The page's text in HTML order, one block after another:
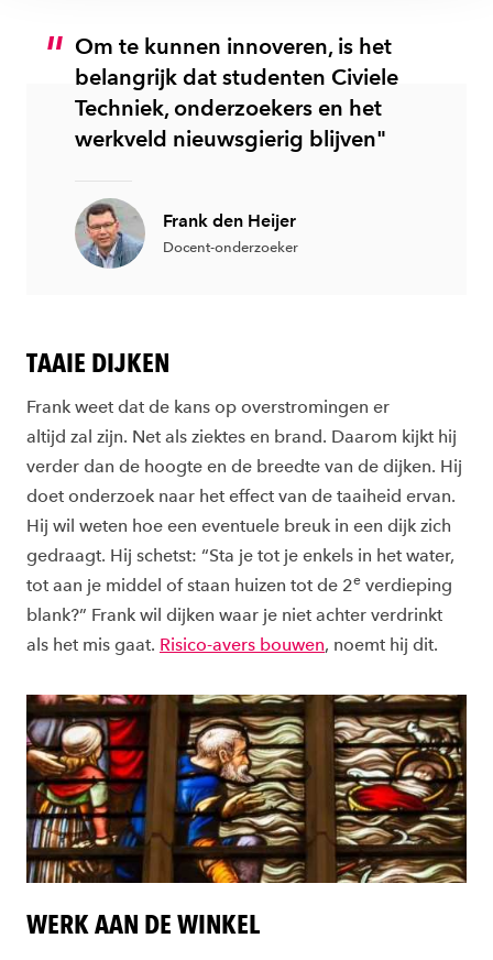
Om te kunnen innoveren, is het
belangrijk dat studenten Civiele
Techniek, onderzoekers en het
werkveld nieuwsgierig blijven"
Frank den Heijer
Docent-onderzoeker
TAAIE DIJKEN
Frank weet dat de kans op overstromingen er
altijd zal zijn. Net als ziektes en brand. Daarom kijkt hij
verder dan de hoogte en de breedte van de dijken. Hij
doet onderzoek naar het effect van de taaiheid ervan.
Hij wil weten hoe een eventuele breuk in een dijk zich
gedraagt. Hij schetst: “Sta je tot je enkels in het water,
tot aan je middel of staan huizen tot de 2e verdieping
blank?” Frank wil dijken waar je niet achter verdrinkt
als het mis gaat. Risico-avers bouwen, noemt hij dit.
WERK AAN DE WINKEL